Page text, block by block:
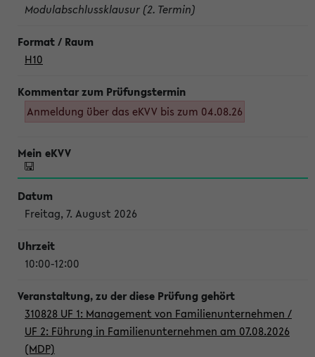
Modulabschlussklausur (2. Termin)
H10
Anmeldung über das eKVV bis zum 04.08.26
Freitag, 7. August 2026
10:00-12:00
310828 UF 1: Management von Familienunternehmen /
UF 2: Führung in Familienunternehmen am 07.08.2026
(MDP)